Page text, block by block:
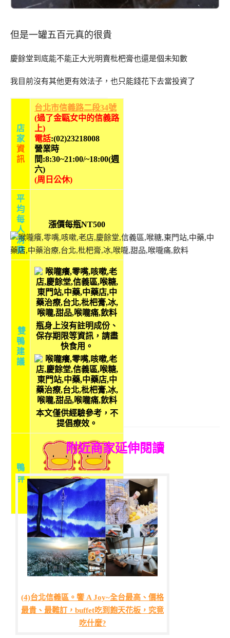
但是一罐五百元真的很貴
慶餘堂到底能不能正大光明賣枇杷膏也還是個未知數
我目前沒有其他更有效法子，也只能錢花下去當投資了
店
家
資
訊
台北市信義路二段34號
(過了金甌女中的信義路
上)
電話:(02)23218008
營業時
間:8:30~21:00/~18:00(週
六)
(周日公休)
平
均
每
人
消
費
漲價每瓶NT500
雙
鴨
建
議
瓶身上沒有註明成份、
保存期限等資訊，請盡
快食用。
本文僅供經驗參考，不
提倡療效。
鴨
評
附近商家延伸閱讀
(4)台北信義區。饗 A Joy~全台最高、價格
最貴、最難訂，buffet吃到飽天花板，究竟
吃什麼?